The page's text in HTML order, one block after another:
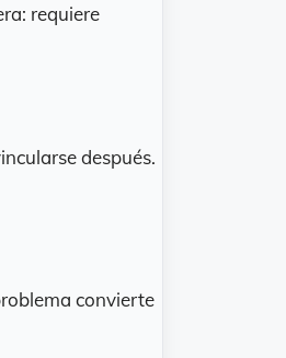
requiere
después.
convierte